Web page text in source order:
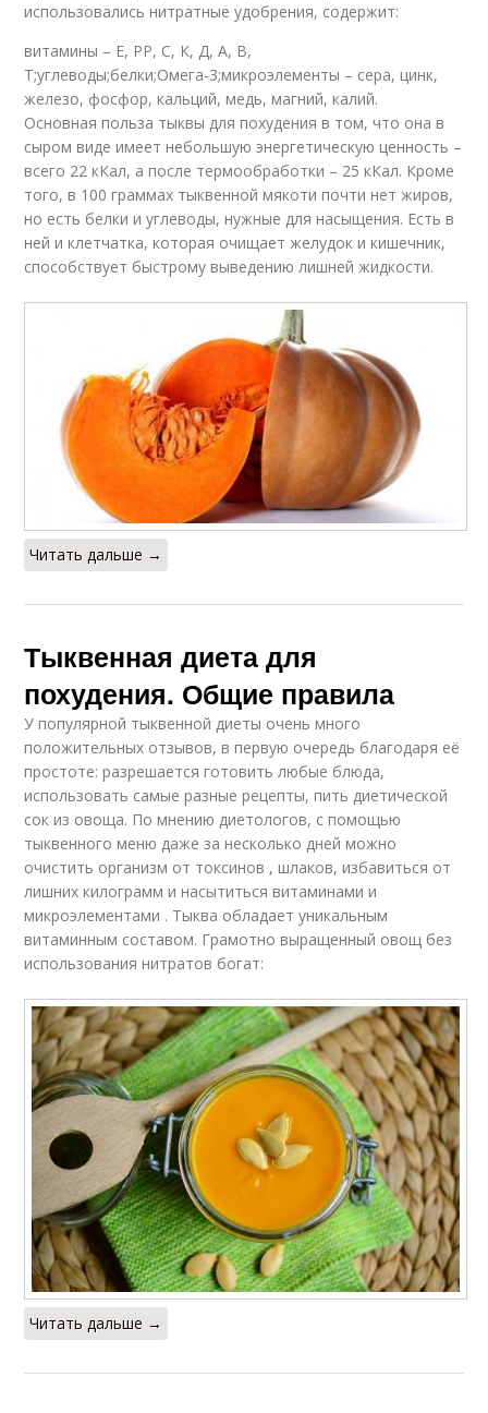
использовались нитратные удобрения, содержит:
витамины – Е, РР, С, К, Д, А, В,
Т;углеводы;белки;Омега-3;микроэлементы – сера, цинк,
железо, фосфор, кальций, медь, магний, калий.
Основная польза тыквы для похудения в том, что она в
сыром виде имеет небольшую энергетическую ценность –
всего 22 кКал, а после термообработки – 25 кКал. Кроме
того, в 100 граммах тыквенной мякоти почти нет жиров,
но есть белки и углеводы, нужные для насыщения. Есть в
ней и клетчатка, которая очищает желудок и кишечник,
способствует быстрому выведению лишней жидкости.
Читать дальше →
Тыквенная диета для
похудения. Общие правила
У популярной тыквенной диеты очень много
положительных отзывов, в первую очередь благодаря её
простоте: разрешается готовить любые блюда,
использовать самые разные рецепты, пить диетической
сок из овоща. По мнению диетологов, с помощью
тыквенного меню даже за несколько дней можно
очистить организм от токсинов , шлаков, избавиться от
лишних килограмм и насытиться витаминами и
микроэлементами . Тыква обладает уникальным
витаминным составом. Грамотно выращенный овощ без
использования нитратов богат:
Читать дальше →